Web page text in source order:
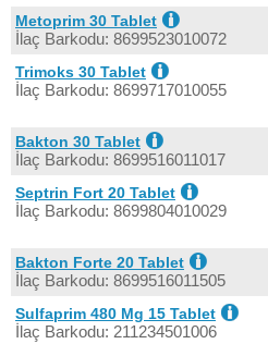
Metoprim 30 Tablet
İlaç Barkodu: 8699523010072
Trimoks 30 Tablet
İlaç Barkodu: 8699717010055
Bakton 30 Tablet
İlaç Barkodu: 8699516011017
Septrin Fort 20 Tablet
İlaç Barkodu: 8699804010029
Bakton Forte 20 Tablet
İlaç Barkodu: 8699516011505
Sulfaprim 480 Mg 15 Tablet
İlaç Barkodu: 211234501006